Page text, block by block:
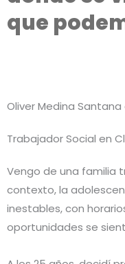
que
Oliver Medina Santana
Trabajador Social en
Vengo de una familia
contexto, la
inestables, con
oportunidades se